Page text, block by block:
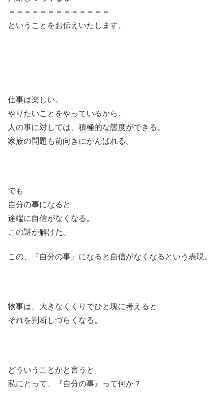
＝＝＝＝＝＝＝＝＝＝＝＝＝
ということをお伝えいたします。
仕事は楽しい。
やりたいことをやっているから。
人の事に対しては、積極的な態度ができる。
家族の問題も前向きにがんばれる。
でも
自分の事になると
途端に自信がなくなる。
この謎が解けた。
この、『自分の事』になると自信がなくなるという表現。
物事は、大きなくくりでひと塊に考えると
それを判断しづらくなる。
どういうことかと言うと
私にとって、『自分の事』って何か？